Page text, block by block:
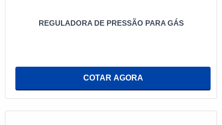
REGULADORA DE PRESSÃO PARA GÁS
COTAR AGORA